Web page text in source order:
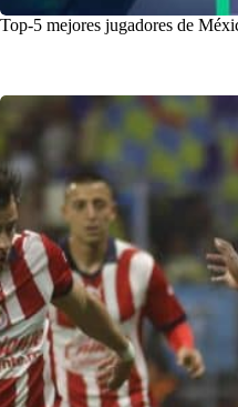
Top-5 mejores jugadores de